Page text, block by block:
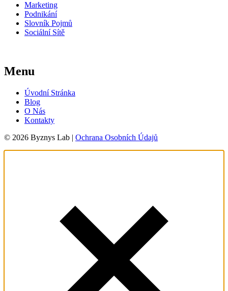
Marketing
Podnikání
Slovník Pojmů
Sociální Sítě
Menu
Úvodní Stránka
Blog
O Nás
Kontakty
© 2026 Byznys Lab | Ochrana Osobních Údajů